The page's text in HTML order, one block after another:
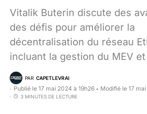
Vitalik Buterin discute des
des défis pour améliorer la
décentralisation du réseau
incluant la gestion du MEV
PAR CAPETLEVRAI
Publié le 17 mai 2024 à 19h26 • Modifié le 17
3 MINUTES DE LECTURE